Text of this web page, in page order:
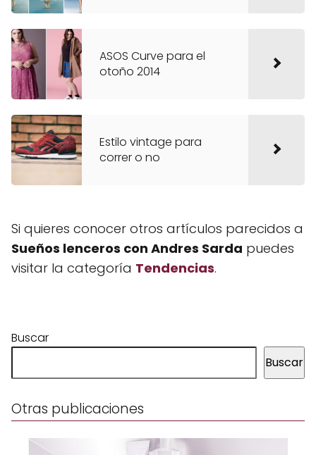
ASOS Curve para el
otoño 2014
Estilo vintage para
correr o no
Si quieres conocer otros artículos parecidos a
Sueños lenceros con Andres Sarda puedes
visitar la categoría Tendencias.
Buscar
Buscar
Otras publicaciones